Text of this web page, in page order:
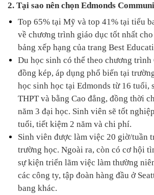
2. Tại sao nên chọn Edmonds
Top 65% tại Mỹ và top 41% tại tiểu
về chương trình giáo dục tốt nhất
bảng xếp hạng của trang Best
Du học sinh có thể theo chương trình
đồng kép, áp dụng phổ biến tại
học sinh học tại Edmonds từ 16 tuổi,
THPT và bằng Cao đẳng, đồng thời
năm 3 đại học. Sinh viên sẽ tốt
tuổi, tiết kiệm 2 năm và chi phí.
Sinh viên được làm việc 20 giờ/tuần
trường học. Ngoài ra, còn có cơ hội
sự kiện triển lãm việc làm thường
các công ty, tập đoàn hàng đầu ở
bang khác.